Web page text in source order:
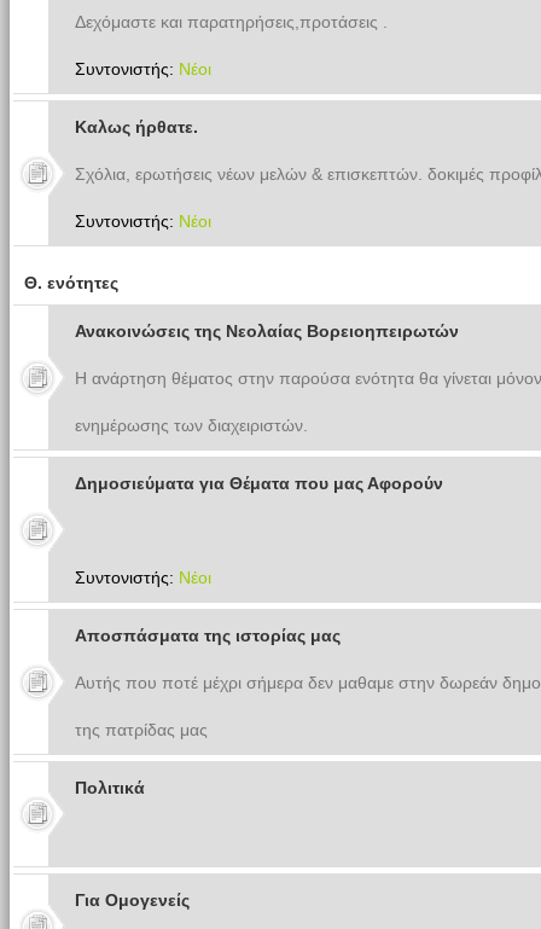
Δεχόμαστε και παρατηρήσεις,προτάσεις .
Συντονιστής: Νέοι
Καλως ήρθατε.
Σχόλια, ερωτήσεις νέων μελών & επισκεπτών. δοκιμές
Συντονιστής: Νέοι
Θ. ενότητες
Ανακοινώσεις της Νεολαίας Βορειοηπειρωτών
Η ανάρτηση θέματος στην παρούσα ενότητα θα γίνεται
ενημέρωσης των διαχειριστών.
Δημοσιεύματα για Θέματα που μας Αφορούν
Συντονιστής: Νέοι
Αποσπάσματα της ιστορίας μας
Αυτής που ποτέ μέχρι σήμερα δεν μαθαμε στην δωρεάν
της πατρίδας μας
Πολιτικά
Για Ομογενείς